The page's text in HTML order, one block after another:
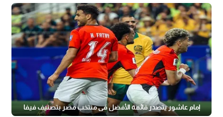
إمام عاشور يتصدر قائمة الأفضل فى منتخب مصر بتصنيف فيفا